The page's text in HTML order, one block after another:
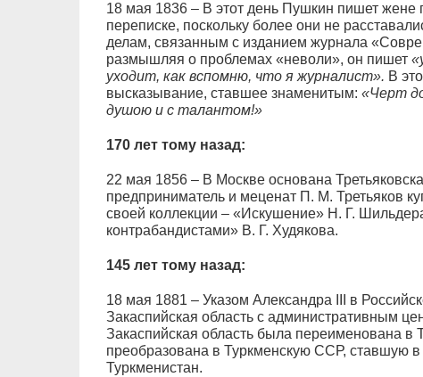
18 мая 1836 – В этот день Пушкин пишет жене
переписке, поскольку более они не
делам, связанным с изданием журнала
размышляя о проблемах «неволи», он пишет
уходит, как вспомню, что я журналист». В
высказывание, ставшее знаменитым: «Черт
душою и с талантом!»
170 лет тому назад:
22 мая 1856 – В Москве основана
предприниматель и меценат П. М. Третьяков
своей коллекции – «Искушение» Н. Г.
контрабандистами» В. Г. Худякова.
145 лет тому назад:
18 мая 1881 – Указом Александра III в
Закаспийская область с административным
Закаспийская область была переименована в
преобразована в Туркменскую ССР, ставшую в
Туркменистан.